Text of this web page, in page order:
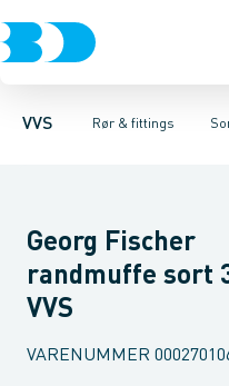
VVS Rør & fittings
Rør & fittings
Sorte fittings & rør
RørNippelrørVinkler
Georg Fischer
randmuffe sort
VVS
VARENUMMER